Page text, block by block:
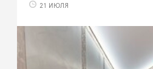
21 ИЮЛЯ